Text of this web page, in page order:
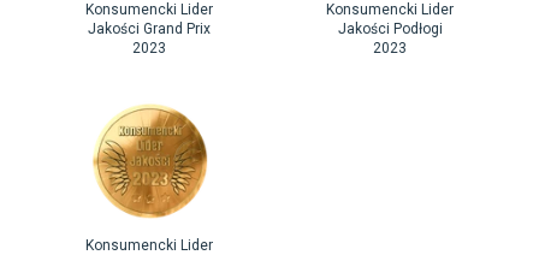
Konsumencki Lider
Jakości Grand Prix
2023
Konsumencki Lider
Jakości Podłogi
2023
Konsumencki Lider